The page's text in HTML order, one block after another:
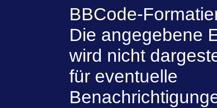
BBCode-
Die angegebene
wird nicht
für eventuelle